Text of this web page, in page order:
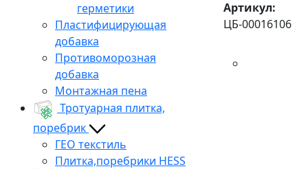
герметики
Пластифицирующая
добавка
Противоморозная
добавка
Монтажная пена
Тротуарная плитка,
поребрик
ГЕО текстиль
Плитка,поребрики HESS
Артикул:
ЦБ-00016106